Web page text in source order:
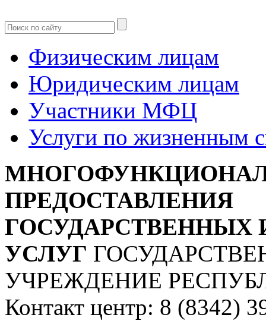
Физическим лицам
Юридическим лицам
Участники МФЦ
Услуги по жизненным
ПРЕДОСТАВЛЕНИЯ
УСЛУГ
УЧРЕЖДЕНИЕ
Контакт центр: 8 (8342)